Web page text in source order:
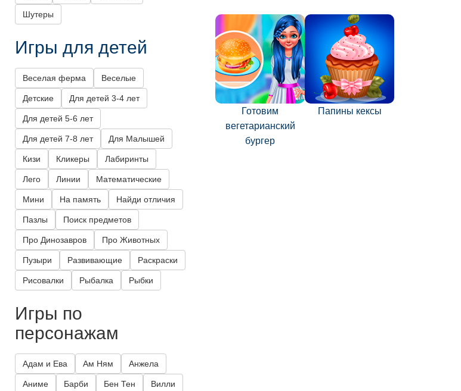
Готовим
вегетарианский
бургер
Папины кексы
Шутеры
Игры для детей
Веселая ферма Веселые
Детские Для детей 3-4 лет
Для детей 5-6 лет
Для детей 7-8 лет Для Малышей
Кизи Кликеры Лабиринты
Лего Линии Математические
Мини На память Найди отличия
Пазлы Поиск предметов
Про Динозавров Про Животных
Пузыри Развивающие Раскраски
Рисовалки Рыбалка Рыбки
Игры по
персонажам
Адам и Ева Ам Ням Анжела
Аниме Барби Бен Тен Вилли